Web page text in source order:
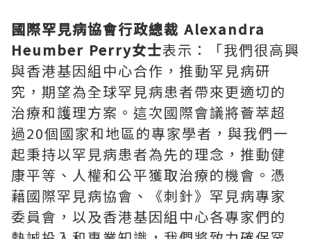
國際罕見病協會行政總裁 Alexandra
Heumber Perry女士表示：「我們很高興
與香港基因組中心合作，推動罕見病研
究，期望為全球罕見病患者帶來更適切的
治療和護理方案。這次國際會議將薈萃超
過20個國家和地區的專家學者，與我們一
起秉持以罕見病患者為先的理念，推動健
康平等、人權和公平獲取治療的機會。憑
藉國際罕見病協會、《刺針》罕見病專家
委員會，以及香港基因組中心各專家們的